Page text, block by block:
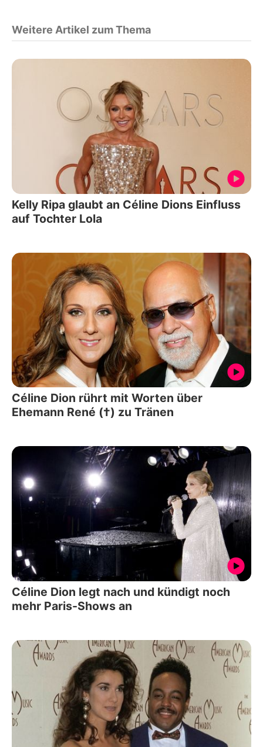
Weitere Artikel zum Thema
Kelly Ripa glaubt an Céline Dions Einfluss
auf Tochter Lola
Céline Dion rührt mit Worten über
Ehemann René (†) zu Tränen
Céline Dion legt nach und kündigt noch
mehr Paris-Shows an